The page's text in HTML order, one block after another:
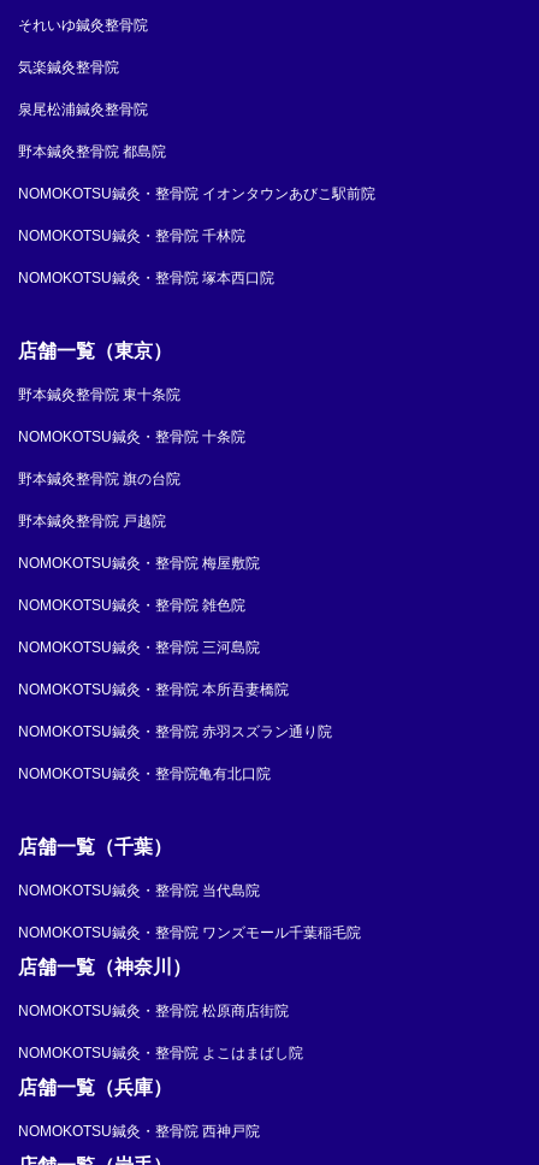
それいゆ鍼灸整骨院
気楽鍼灸整骨院
泉尾松浦鍼灸整骨院
野本鍼灸整骨院 都島院
NOMOKOTSU鍼灸・整骨院 イオンタウンあびこ駅前院
NOMOKOTSU鍼灸・整骨院 千林院
NOMOKOTSU鍼灸・整骨院 塚本西口院
店舗一覧（東京）
野本鍼灸整骨院 東十条院
NOMOKOTSU鍼灸・整骨院 十条院
野本鍼灸整骨院 旗の台院
野本鍼灸整骨院 戸越院
NOMOKOTSU鍼灸・整骨院 梅屋敷院
NOMOKOTSU鍼灸・整骨院 雑色院
NOMOKOTSU鍼灸・整骨院 三河島院
NOMOKOTSU鍼灸・整骨院 本所吾妻橋院
NOMOKOTSU鍼灸・整骨院 赤羽スズラン通り院
NOMOKOTSU鍼灸・整骨院亀有北口院
店舗一覧（千葉）
NOMOKOTSU鍼灸・整骨院 当代島院
NOMOKOTSU鍼灸・整骨院 ワンズモール千葉稲毛院
店舗一覧（神奈川）
NOMOKOTSU鍼灸・整骨院 松原商店街院
NOMOKOTSU鍼灸・整骨院 よこはまばし院
店舗一覧（兵庫）
NOMOKOTSU鍼灸・整骨院 西神戸院